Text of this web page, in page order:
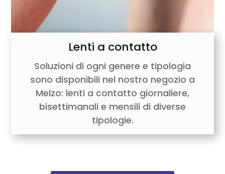
Lenti a contatto
Soluzioni di ogni genere e tipologia
sono disponibili nel nostro negozio a
Melzo: lenti a contatto giornaliere,
bisettimanali e mensili di diverse
tipologie.